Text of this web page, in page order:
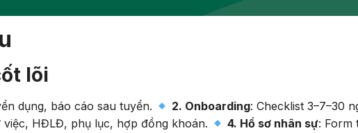
lõi
dụng, báo cáo sau tuyển. 2. Onboarding: Checklist 3–7–30
việc, HĐLĐ, phụ lục, hợp đồng khoán. 4. Hồ sơ nhân sự: Form